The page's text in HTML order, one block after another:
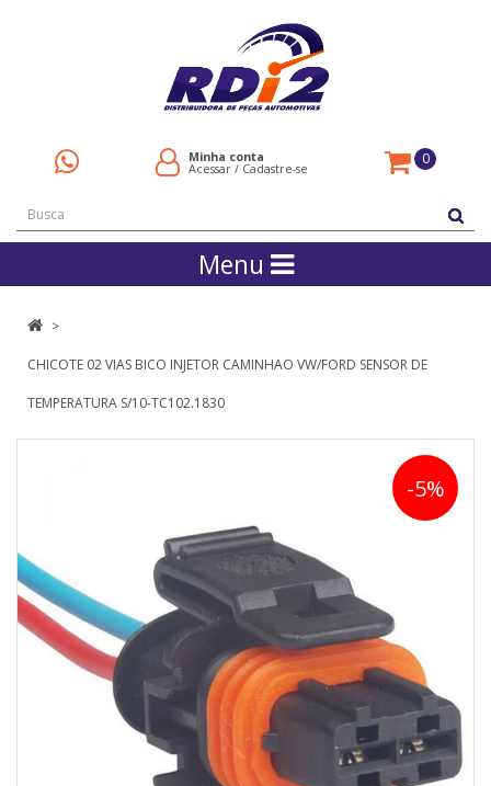
Minha conta
Acessar / Cadastre-se
0
Menu
CHICOTE 02 VIAS BICO INJETOR CAMINHAO VW/FORD SENSOR DE
TEMPERATURA S/10-TC102.1830
-5%